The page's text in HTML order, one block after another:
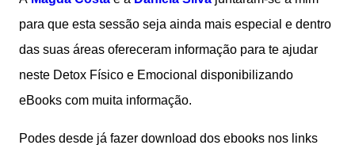
para que esta sessão seja ainda mais especial e dentro
das suas áreas ofereceram informação para te ajudar
neste Detox Físico e Emocional disponibilizando
eBooks com muita informação.
Podes desde já fazer download dos ebooks nos links